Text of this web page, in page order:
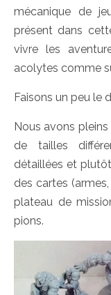
mécanique de
présent dans
vivre les
acolytes comme
Faisons un peu le
Nous avons
de tailles
détaillées et
des cartes
plateau de
pions.